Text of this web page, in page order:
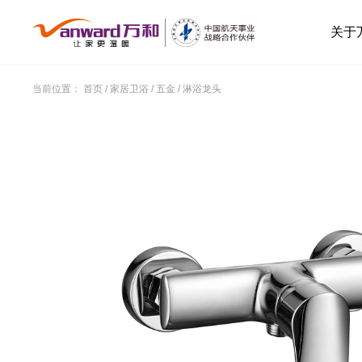
关于
当前位置：首页 /家居卫浴 / 五金 /淋浴龙头